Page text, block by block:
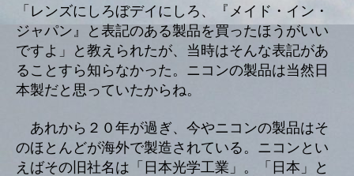
「レンズにしろぼデイにしろ、『メイド・イン・
ジャパン』と表記のある製品を買ったほうがいい
ですよ」と教えられたが、当時はそんな表記があ
ることすら知らなかった。ニコンの製品は当然日
本製だと思っていたからね。
あれから２０年が過ぎ、今やニコンの製品はそ
のほとんどが海外で製造されている。ニコンとい
えばその旧社名は「日本光学工業」。「日本」と